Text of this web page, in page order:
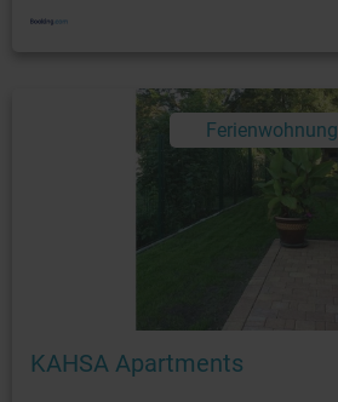
Ferienwohnung
KAHSA Apartments